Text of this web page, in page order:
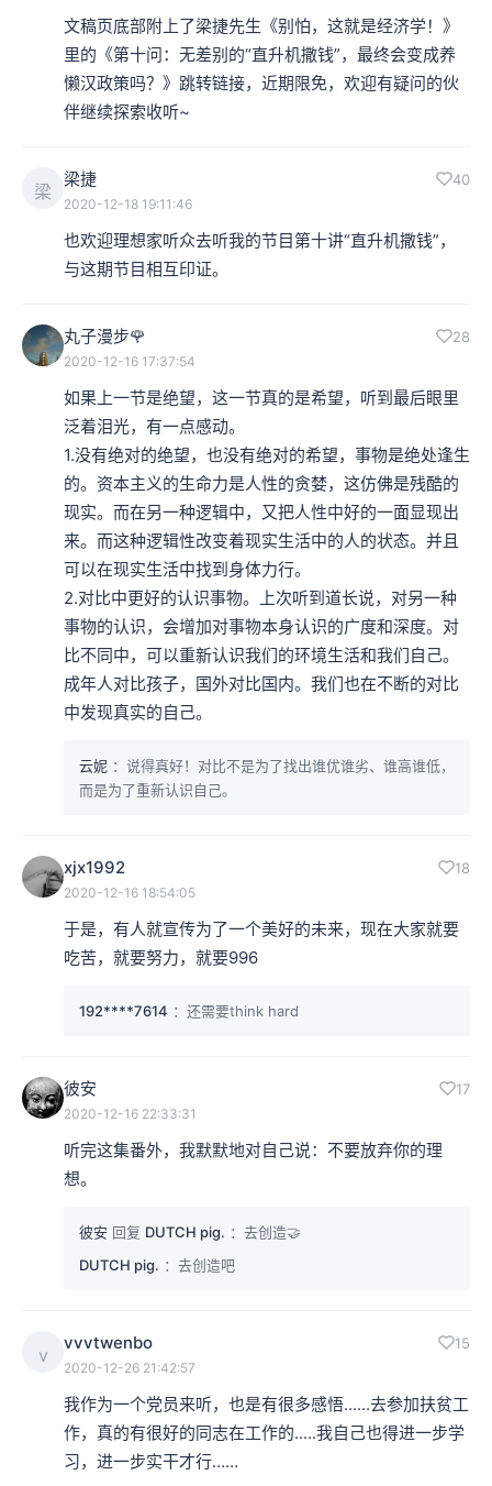
文稿页底部附上了梁捷先生《别怕，这就是经济学！》
里的《第十问：无差别的“直升机撒钱”，最终会变成养
懒汉政策吗？》跳转链接，近期限免，欢迎有疑问的伙
伴继续探索收听~
梁
梁捷 40
2020-12-18 19:11:46
也欢迎理想家听众去听我的节目第十讲“直升机撒钱”，
与这期节目相互印证。
丸子漫步🌹 28
2020-12-16 17:37:54
如果上一节是绝望，这一节真的是希望，听到最后眼里
泛着泪光，有一点感动。
1.没有绝对的绝望，也没有绝对的希望，事物是绝处逢生
的。资本主义的生命力是人性的贪婪，这仿佛是残酷的
现实。而在另一种逻辑中，又把人性中好的一面显现出
来。而这种逻辑性改变着现实生活中的人的状态。并且
可以在现实生活中找到身体力行。
2.对比中更好的认识事物。上次听到道长说，对另一种
事物的认识，会增加对事物本身认识的广度和深度。对
比不同中，可以重新认识我们的环境生活和我们自己。
成年人对比孩子，国外对比国内。我们也在不断的对比
中发现真实的自己。
云妮 ：说得真好！对比不是为了找出谁优谁劣、谁高谁低，
而是为了重新认识自己。
xjx1992 18
2020-12-16 18:54:05
于是，有人就宣传为了一个美好的未来，现在大家就要
吃苦，就要努力，就要996
192****7614 ：还需要think hard
彼安 17
2020-12-16 22:33:31
听完这集番外，我默默地对自己说：不要放弃你的理
想。
彼安 回复 DUTCH pig. ：去创造🤝
DUTCH pig. ：去创造吧
v
vvvtwenbo 15
2020-12-26 21:42:57
我作为一个党员来听，也是有很多感悟......去参加扶贫工
作，真的有很好的同志在工作的.....我自己也得进一步学
习，进一步实干才行……